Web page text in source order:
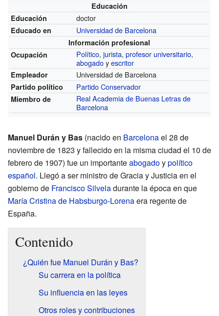
Educación
Educación
doctor
Educado en Universidad de Barcelona
Información profesional
Ocupación
Político,jurista,profesor universitario,
abogadoyescritor
Empleador Universidad de Barcelona
Partido político Partido Conservador
Miembro de
Real Academia de Buenas Letras de
Barcelona
Manuel Durán y Bas (nacido en Barcelonael 28 de
noviembre de 1823 y fallecido en la misma ciudad el 10 de
febrero de 1907) fue un importanteabogadoypolítico
español. Llegó a ser ministro de Gracia y Justicia en el
gobierno de Francisco Silveladurante la época en que
María Cristina de Habsburgo-Lorenaera regente de
España.
Contenido
¿Quién fue Manuel Durán y Bas?
Su carrera en la política
Su influencia en las leyes
Otros roles y contribuciones